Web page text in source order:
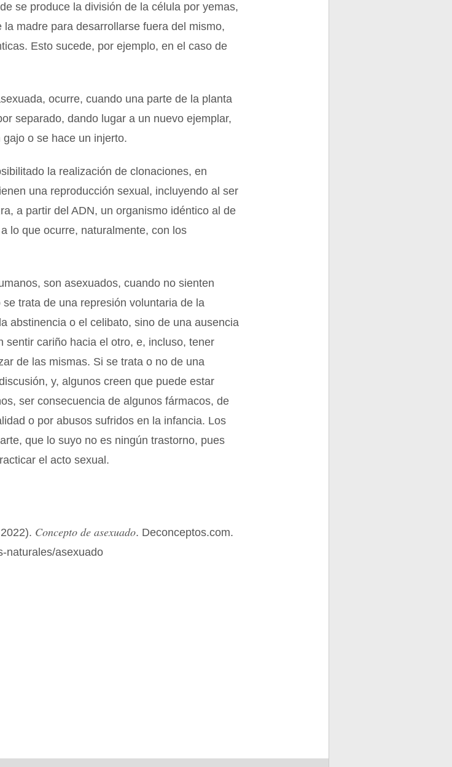
se produce la división de la célula por yemas,
madre para desarrollarse fuera del mismo,
Esto sucede, por ejemplo, en el caso de
ocurre, cuando una parte de la planta
separado, dando lugar a un nuevo ejemplar,
o se hace un injerto.
la realización de clonaciones, en
una reproducción sexual, incluyendo al ser
a partir del ADN, un organismo idéntico al de
lo que ocurre, naturalmente, con los
son asexuados, cuando no sienten
trata de una represión voluntaria de la
abstinencia o el celibato, sino de una ausencia
sentir cariño hacia el otro, e, incluso, tener
de las mismas. Si se trata o no de una
y, algunos creen que puede estar
ser consecuencia de algunos fármacos, de
o por abusos sufridos en la infancia. Los
que lo suyo no es ningún trastorno, pues
el acto sexual.
Concepto de asexuado. Deconceptos.com.
naturales/asexuado